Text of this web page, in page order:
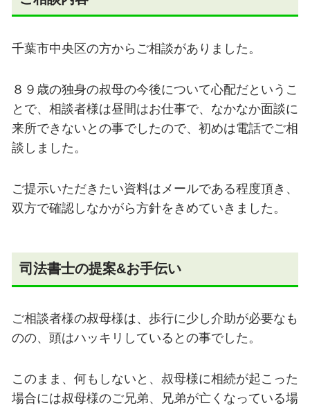
千葉市中央区の方からご相談がありました。
８９歳の独身の叔母の今後について心配だというこ
とで、相談者様は昼間はお仕事で、なかなか面談に
来所できないとの事でしたので、初めは電話でご相
談しました。
ご提示いただきたい資料はメールである程度頂き、
双方で確認しなかがら方針をきめていきました。
司法書士の提案&お手伝い
ご相談者様の叔母様は、歩行に少し介助が必要なも
のの、頭はハッキリしているとの事でした。
このまま、何もしないと、叔母様に相続が起こった
場合には叔母様のご兄弟、兄弟が亡くなっている場